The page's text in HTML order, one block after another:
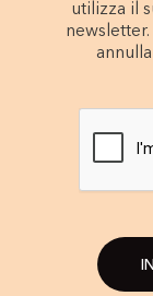
utilizza il